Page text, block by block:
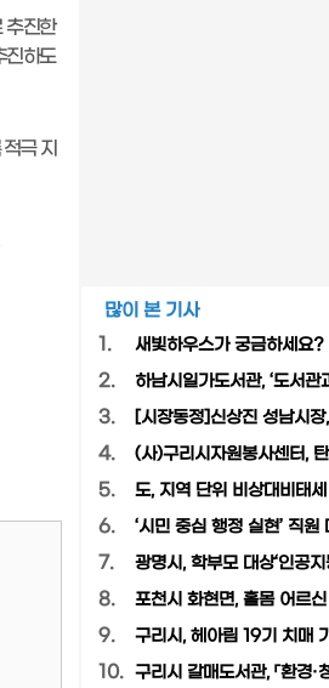
추진한
진하도
극 지
많이 본 기사
1.
새빛하우스가 궁금하세요?
2. 하남시일가도서관, ‘도서관
3. [시장동정]신상진 성남시장
4. (사)구리시자원봉사센터,
5. 도, 지역 단위 비상대비태
6. ‘시민 중심 행정 실현’ 직원
7. 광명시, 학부모 대상‘인공
8. 포천시 화현면, 홀몸 어르
9. 구리시, 헤아림 19기 치매
10. 구리시 갈매도서관, 「환경·